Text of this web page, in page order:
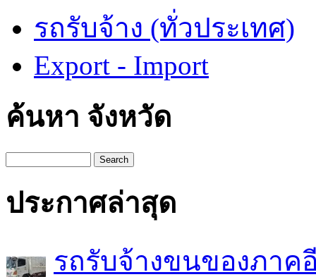
รถรับจ้าง (ทั่วประเทศ)
Export - Import
ค้นหา จังหวัด
Search
ประกาศล่าสุด
รถรับจ้างขนของภาค